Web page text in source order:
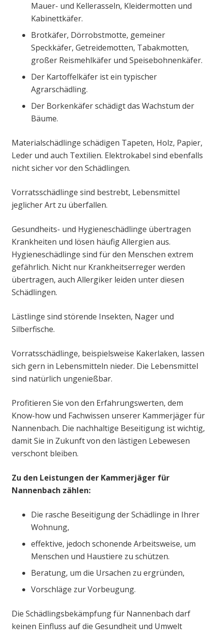
Mauer- und Kellerasseln, Kleidermotten und
Kabinettkäfer.
Brotkäfer, Dörrobstmotte, gemeiner
Speckkäfer, Getreidemotten, Tabakmotten,
großer Reismehlkäfer und Speisebohnenkäfer.
Der Kartoffelkäfer ist ein typischer
Agrarschädling.
Der Borkenkäfer schädigt das Wachstum der
Bäume.
Materialschädlinge schädigen Tapeten, Holz, Papier,
Leder und auch Textilien. Elektrokabel sind ebenfalls
nicht sicher vor den Schädlingen.
Vorratsschädlinge sind bestrebt, Lebensmittel
jeglicher Art zu überfallen.
Gesundheits- und Hygieneschädlinge übertragen
Krankheiten und lösen häufig Allergien aus.
Hygieneschädlinge sind für den Menschen extrem
gefährlich. Nicht nur Krankheitserreger werden
übertragen, auch Allergiker leiden unter diesen
Schädlingen.
Lästlinge sind störende Insekten, Nager und
Silberfische.
Vorratsschädlinge, beispielsweise Kakerlaken, lassen
sich gern in Lebensmitteln nieder. Die Lebensmittel
sind natürlich ungenießbar.
Profitieren Sie von den Erfahrungswerten, dem
Know-how und Fachwissen unserer Kammerjäger für
Nannenbach. Die nachhaltige Beseitigung ist wichtig,
damit Sie in Zukunft von den lästigen Lebewesen
verschont bleiben.
Zu den Leistungen der Kammerjäger für
Nannenbach zählen:
Die rasche Beseitigung der Schädlinge in Ihrer
Wohnung,
effektive, jedoch schonende Arbeitsweise, um
Menschen und Haustiere zu schützen.
Beratung, um die Ursachen zu ergründen,
Vorschläge zur Vorbeugung.
Die Schädlingsbekämpfung für Nannenbach darf
keinen Einfluss auf die Gesundheit und Umwelt